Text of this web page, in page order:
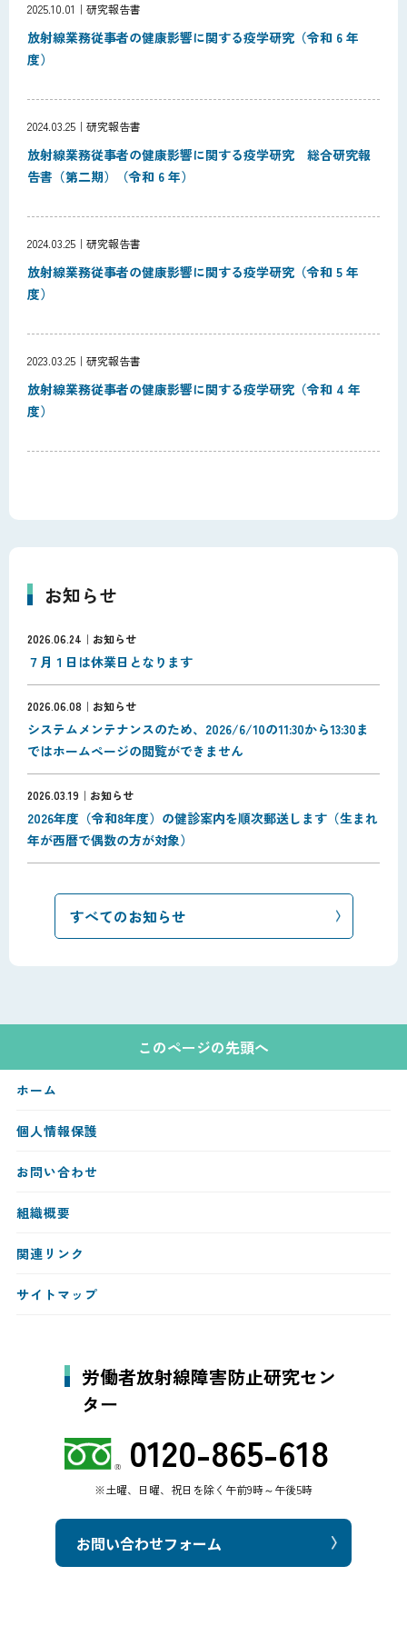
2025.10.01 研究報告書
放射線業務従事者の健康影響に関する疫学研究（令和 6 年
度）
2024.03.25 研究報告書
放射線業務従事者の健康影響に関する疫学研究 総合研究報
告書（第二期）（令和 6 年）
2024.03.25 研究報告書
放射線業務従事者の健康影響に関する疫学研究（令和 5 年
度）
2023.03.25 研究報告書
放射線業務従事者の健康影響に関する疫学研究（令和 4 年
度）
お知らせ
2026.06.24 お知らせ
７月１日は休業日となります
2026.06.08 お知らせ
システムメンテナンスのため、2026/6/10の11:30から13:30ま
ではホームページの閲覧ができません
2026.03.19 お知らせ
2026年度（令和8年度）の健診案内を順次郵送します（生まれ
年が西暦で偶数の方が対象）
すべてのお知らせ
このページの先頭へ
ホーム
個人情報保護
お問い合わせ
組織概要
関連リンク
サイトマップ
労働者放射線障害防止研究セン
ター
0120-865-618
※土曜、日曜、祝日を除く午前9時～午後5時
お問い合わせフォーム